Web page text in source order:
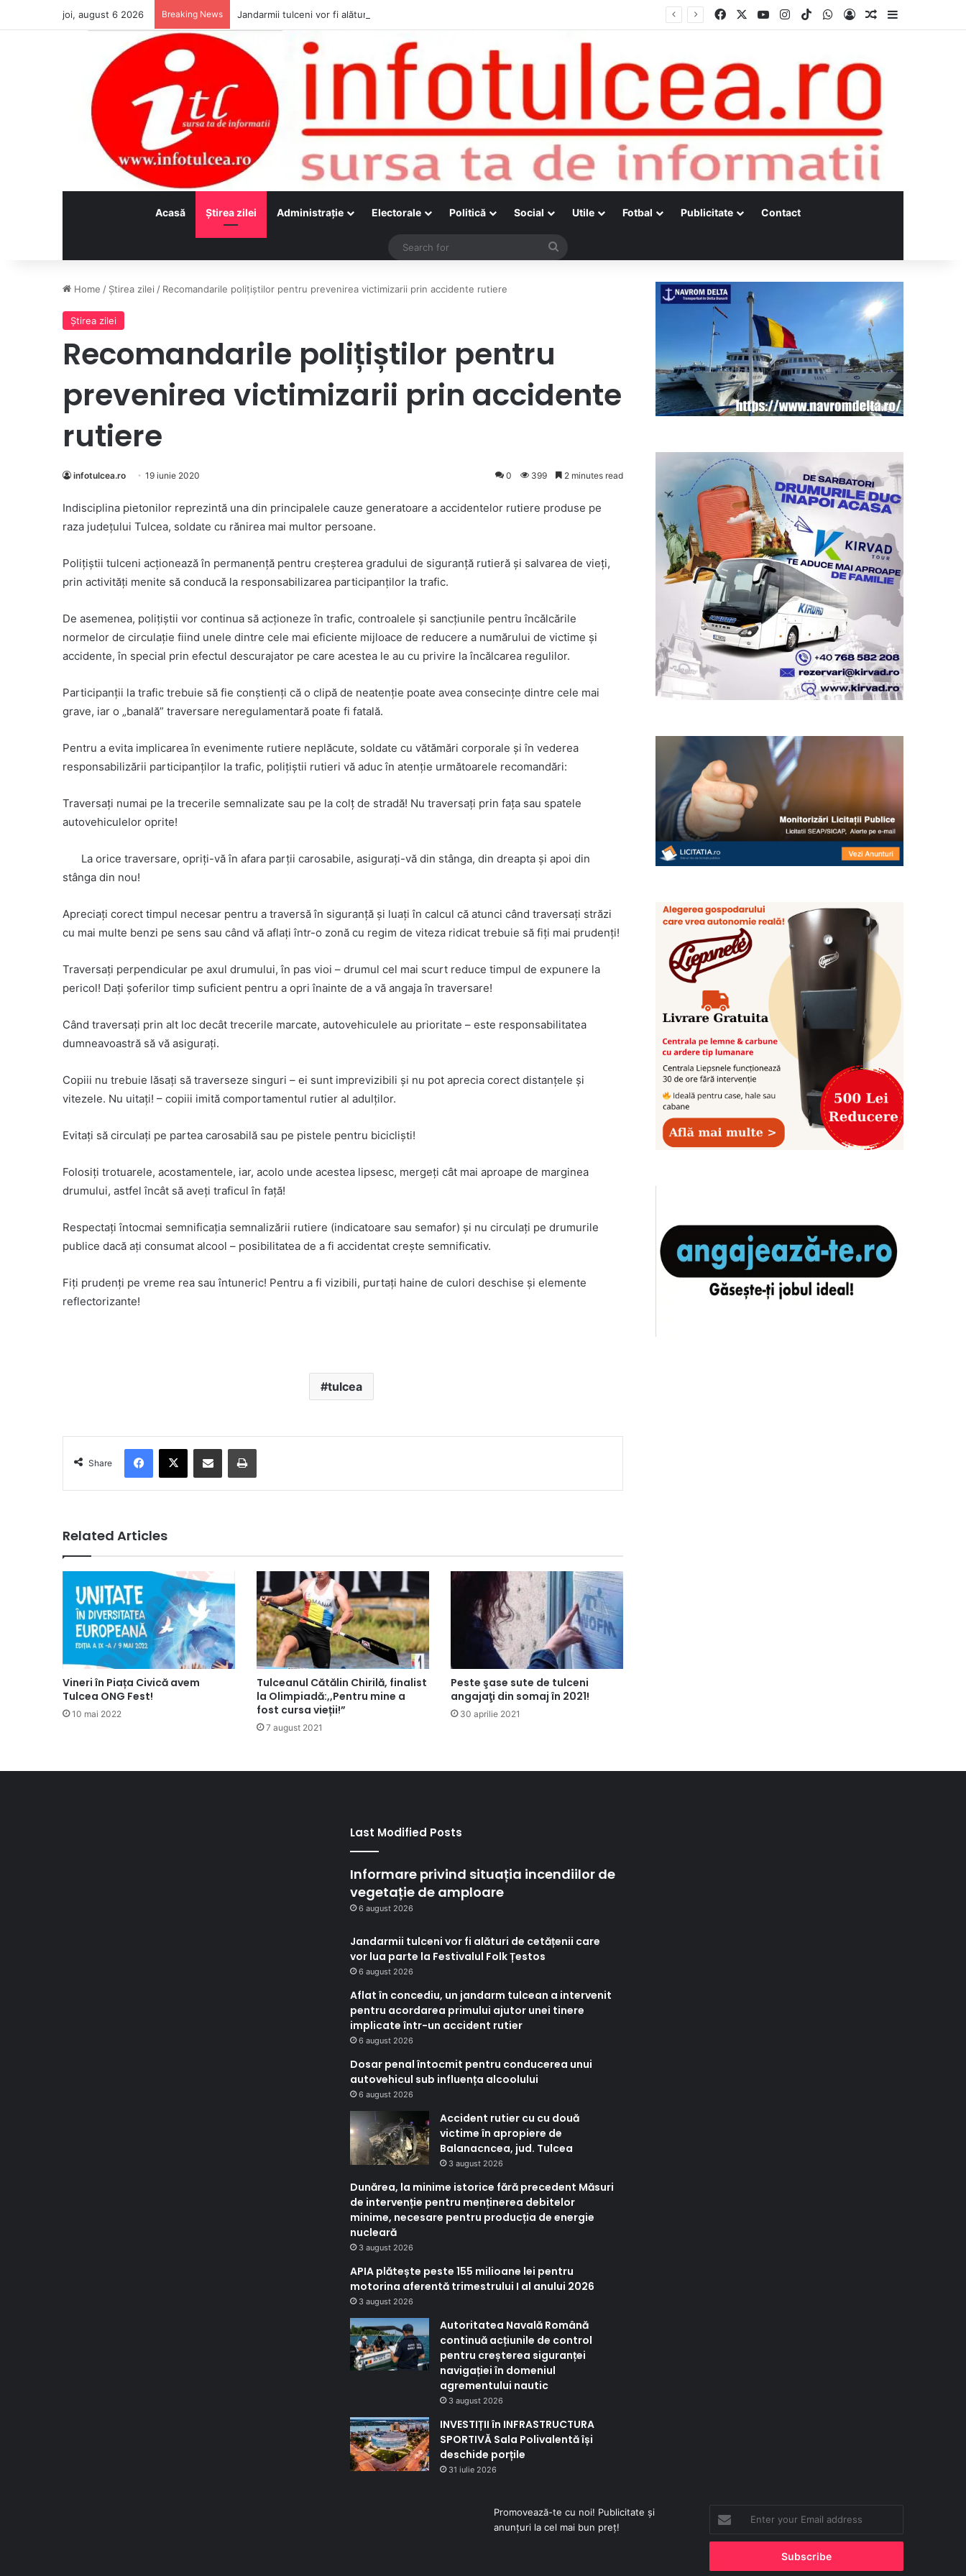
joi, august 6 2026 Breaking News Jandarmii tulceni vor fi alături de cetățenii care vor lua parte la Festivalul Folk Țestos Facebook YouTubeInstagram
TikTokWhatsApp
Log InRandom Article
Acasă Ştirea zilei Administraţie Electorale Politică Social Utile Fotbal Publicitate Contact
Search
Home / Ştirea zilei / Recomandarile polițiștilor pentru prevenirea victimizarii prin accidente rutiere
Ştirea zilei
Recomandarile polițiștilor pentru
prevenirea victimizarii prin accidente
rutiere
infotulcea.ro 19 iunie 2020 0 399 2 minutes read
Indisciplina pietonilor reprezintă una din principalele cauze generatoare a accidentelor rutiere produse pe
raza judeţului Tulcea, soldate cu rănirea mai multor persoane.
Poliţiștii tulceni acționează în permanență pentru creșterea gradului de siguranță rutieră și salvarea de vieți,
prin activități menite să conducă la responsabilizarea participanților la trafic.
De asemenea, poliţiştii vor continua să acţioneze în trafic, controalele și sancțiunile pentru încălcările
normelor de circulaţie fiind unele dintre cele mai eficiente mijloace de reducere a numărului de victime şi
accidente, în special prin efectul descurajator pe care acestea le au cu privire la încălcarea regulilor.
Participanții la trafic trebuie să fie conștienți că o clipă de neatenție poate avea consecințe dintre cele mai
grave, iar o „banală” traversare neregulamentară poate fi fatală.
Pentru a evita implicarea în evenimente rutiere neplăcute, soldate cu vătămări corporale şi în vederea
responsabilizării participanţilor la trafic, poliţiştii rutieri vă aduc în atenţie următoarele recomandări:
Traversați numai pe la trecerile semnalizate sau pe la colț de stradă! Nu traversați prin fața sau spatele
autovehiculelor oprite!
La orice traversare, opriți-vă în afara parții carosabile, asigurați-vă din stânga, din dreapta și apoi din
stânga din nou!
Apreciați corect timpul necesar pentru a traversă în siguranță și luați în calcul că atunci când traversați străzi
cu mai multe benzi pe sens sau când vă aflați într-o zonă cu regim de viteza ridicat trebuie să fiți mai prudenți!
Traversați perpendicular pe axul drumului, în pas vioi – drumul cel mai scurt reduce timpul de expunere la
pericol! Dați șoferilor timp suficient pentru a opri înainte de a vă angaja în traversare!
Când traversați prin alt loc decât trecerile marcate, autovehiculele au prioritate – este responsabilitatea
dumneavoastră să vă asigurați.
Copiii nu trebuie lăsați să traverseze singuri – ei sunt imprevizibili și nu pot aprecia corect distanțele și
vitezele. Nu uitați! – copiii imită comportamentul rutier al adulților.
Evitați să circulați pe partea carosabilă sau pe pistele pentru bicicliști!
Folosiți trotuarele, acostamentele, iar, acolo unde acestea lipsesc, mergeți cât mai aproape de marginea
drumului, astfel încât să aveți traficul în față!
Respectați întocmai semnificația semnalizării rutiere (indicatoare sau semafor) și nu circulați pe drumurile
publice dacă ați consumat alcool – posibilitatea de a fi accidentat crește semnificativ.
Fiți prudenți pe vreme rea sau întuneric! Pentru a fi vizibili, purtați haine de culori deschise și elemente
reflectorizante!
tulcea
Share
Related Articles
Vineri în Piața Civică avem
Tulcea ONG Fest!
10 mai 2022
Tulceanul Cătălin Chirilă, finalist
la Olimpiadă:,,Pentru mine a
fost cursa vieții!”
7 august 2021
Peste şase sute de tulceni
angajaţi din somaj în 2021!
30 aprilie 2021
Last Modified Posts
Informare privind situația incendiilor de
vegetație de amploare
6 august 2026
Jandarmii tulceni vor fi alături de cetățenii care
vor lua parte la Festivalul Folk Țestos
6 august 2026
Aflat în concediu, un jandarm tulcean a intervenit
pentru acordarea primului ajutor unei tinere
implicate într-un accident rutier
6 august 2026
Dosar penal întocmit pentru conducerea unui
autovehicul sub influența alcoolului
6 august 2026
Accident rutier cu cu două
victime în apropiere de
Balanacncea, jud. Tulcea
3 august 2026
Dunărea, la minime istorice fără precedent Măsuri
de intervenție pentru menținerea debitelor
minime, necesare pentru producția de energie
nucleară
3 august 2026
APIA plătește peste 155 milioane lei pentru
motorina aferentă trimestrului I al anului 2026
3 august 2026
Autoritatea Navală Română
continuă acțiunile de control
pentru creșterea siguranței
navigației în domeniul
agrementului nautic
3 august 2026
INVESTIȚII în INFRASTRUCTURA
SPORTIVĂ Sala Polivalentă își
deschide porțile
31 iulie 2026
Promovează-te cu noi! Publicitate și
anunțuri la cel mai bun preț!
your
Email